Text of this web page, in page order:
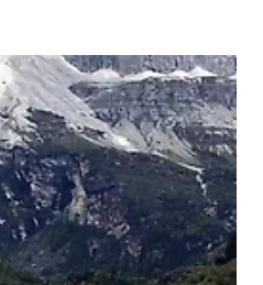
고 있는 '지금 만나러 갑니다.'의 주
있는 실정이다. 아무래도 신수지역
니다 보니 로케이션 사업을 통하여
볼수 있지 않나 싶다. 더욱이 나가노현
나가노시까지 접근성이 딱히 좋지 않
없..